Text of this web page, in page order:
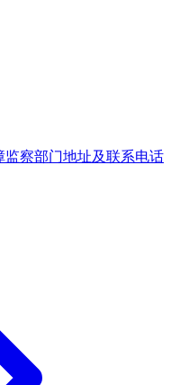
察部门地址及联系电话